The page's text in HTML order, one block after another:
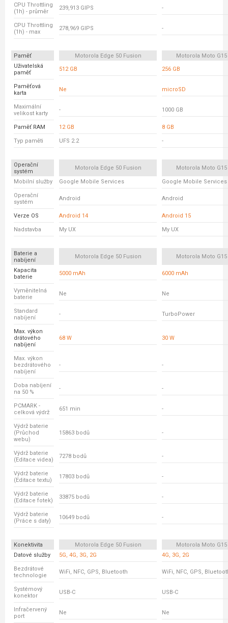
CPU Throttling
(1h) - průměr
239,913 GIPS -
CPU Throttling
(1h) - max
278,969 GIPS -
Paměť Motorola Edge 50 Fusion
Motorola Moto
Uživatelská
paměť
512 GB 256 GB
Paměťová
karta
Ne microSD
Maximální
velikost karty
- 1000 GB
Paměť RAM 12 GB 8 GB
Typ paměti UFS 2.2 -
Operační
systém
Motorola Edge 50 Fusion Motorola Moto
Mobilní služby Google Mobile Services Google Mobile Services
Operační
systém
Android Android
Verze OS Android 14 Android 15
Nadstavba My UX My UX
Baterie a
nabíjení
Motorola Edge 50 Fusion Motorola Moto
Kapacita
baterie
5000 mAh 6000 mAh
Vyměnitelná
baterie
Ne Ne
Standard
nabíjení
- TurboPower
Max. výkon
drátového
nabíjení
68 W 30 W
Max. výkon
bezdrátového
nabíjení
- -
Doba nabíjení
na 50 %
- -
PCMARK -
celková výdrž
651 min -
Výdrž baterie
(Průchod
webu)
15863 bodů -
Výdrž baterie
(Editace videa)
7278 bodů -
Výdrž baterie
(Editace textu)
17803 bodů -
Výdrž baterie
(Editace fotek)
33875 bodů -
Výdrž baterie
(Práce s daty)
10649 bodů -
Konektivita Motorola Edge 50 Fusion
Motorola Moto
Datové služby
5G, 4G, 3G, 2G 4G, 3G, 2G
Bezdrátové
technologie
WiFi, NFC, GPS, Bluetooth WiFi, NFC, GPS,
Systémový
konektor
USB-C USB-C
Infračervený
port
Ne Ne